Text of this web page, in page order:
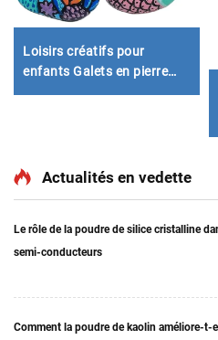
Loisirs créatifs pour
enfants Galets en pierre
Actualités en vedette
Le rôle de la poudre de silice cristalline
semi-conducteurs
Comment la poudre de kaolin améliore-t-